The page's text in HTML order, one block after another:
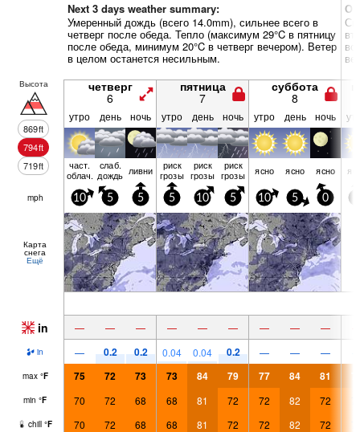
Next 3 days weather summary:
Умеренный дождь (всего 14.0mm), сильнее всего в
четверг после обеда. Тепло (максимум 29°C в пятницу
после обеда, минимум 20°C в четверг вечером). Ветер
в целом останется несильным.
Высота
869ft
794ft
719ft
четверг
6
пятница
7
суббота
8
утро день ночь утро день ночь утро день ночь
част.
облач.
слаб.
дождь ливни риск
грозы
риск
грозы
риск
грозы ясно ясно ясно
mph 10 5 5 5 10 5 10 5 0
Карта
снега
Ещё
in — — — — — — — — —
in — 0.2 0.2 0.04 0.04 0.2 — — —
max °F 75 72 73 73 84 79 77 84 81
min °F 70 72 68 68 81 72 72 82 72
chill °F 70 72 68 68 81 72 72 82 72